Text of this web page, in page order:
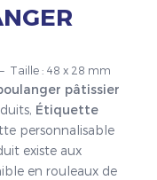
Taille : 48 x 28 mm
pâtissier
Étiquette
personnalisable
existe aux
en rouleaux de